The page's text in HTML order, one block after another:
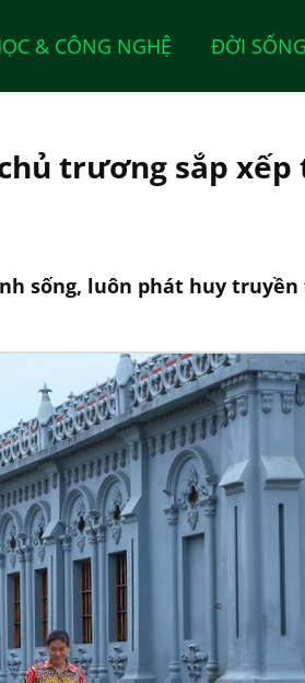
& CÔNG NGHỆ ĐỜI SỐNG
trương sắp
sống, luôn phát huy